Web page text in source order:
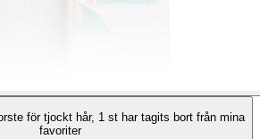
för tjockt hår, 1 st har tagits bort från mina
favoriter